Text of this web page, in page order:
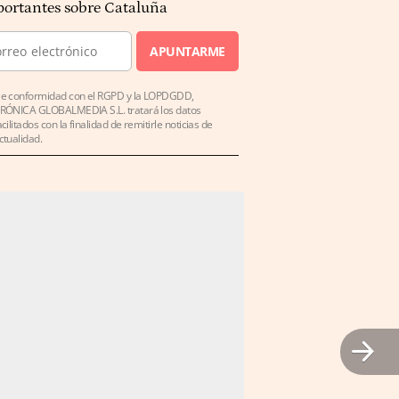
sobre Cataluña
APUNTARME
conformidad con el RGPD y la LOPDGDD,
GLOBALMEDIA S.L. tratará los datos
con la finalidad de remitirle noticias de